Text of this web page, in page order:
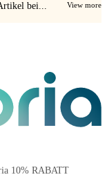
bei... View more
10% RABATT